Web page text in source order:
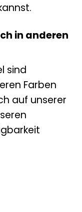
in anderen
sind
Farben
auf unserer